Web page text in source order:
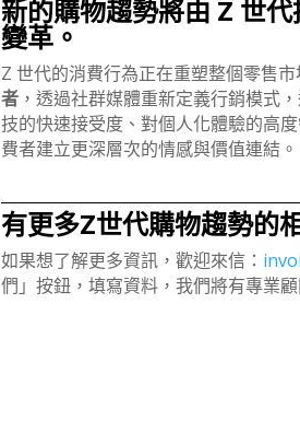
新的購物趨勢將由 Z 世
變革。
Z 世代的消費行為正在重塑整個零售
者 ，透過社群媒體重新定義行銷模式
技的快速接受度、對個人化體驗的高
費者建立更深層次的情感與價值連結。
有更多Z世代購物趨勢的
如果想了解更多資訊，歡迎來信：
們」按鈕，填寫資料，我們將有專業